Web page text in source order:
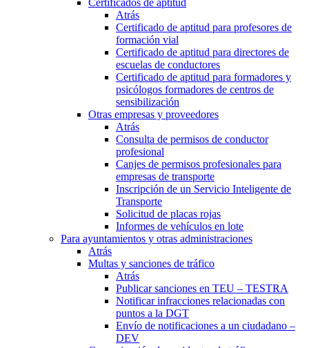
Certificados de aptitud
Atrás
Certificado de aptitud para profesores de
formación vial
Certificado de aptitud para directores de
escuelas de conductores
Certificado de aptitud para formadores y
psicólogos formadores de centros de
sensibilización
Otras empresas y proveedores
Atrás
Consulta de permisos de conductor
profesional
Canjes de permisos profesionales para
empresas de transporte
Inscripción de un Servicio Inteligente de
Transporte
Solicitud de placas rojas
Informes de vehículos en lote
Para ayuntamientos y otras administraciones
Atrás
Multas y sanciones de tráfico
Atrás
Publicar sanciones en TEU – TESTRA
Notificar infracciones relacionadas con
puntos a la DGT
Envío de notificaciones a un ciudadano –
DEV